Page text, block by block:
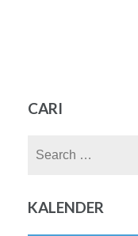
CARI
KALENDER